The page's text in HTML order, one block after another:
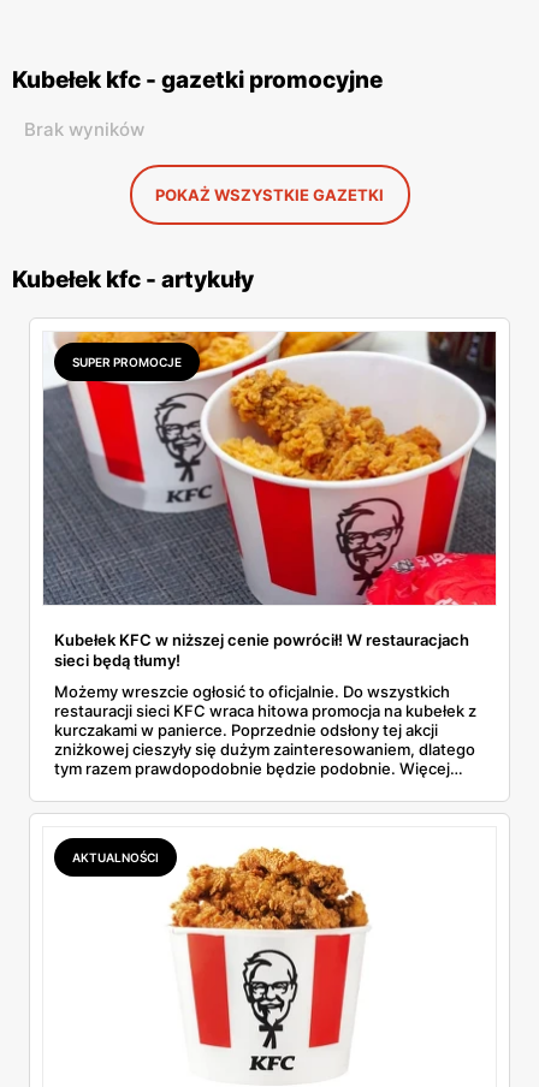
Kubełek kfc - gazetki promocyjne
Brak wyników
POKAŻ WSZYSTKIE GAZETKI
Kubełek kfc - artykuły
SUPER PROMOCJE
Kubełek KFC w niższej cenie powrócił! W restauracjach
sieci będą tłumy!
Możemy wreszcie ogłosić to oficjalnie. Do wszystkich
restauracji sieci KFC wraca hitowa promocja na kubełek z
kurczakami w panierce. Poprzednie odsłony tej akcji
zniżkowej cieszyły się dużym zainteresowaniem, dlatego
tym razem prawdopodobnie będzie podobnie. Więcej
naszym artykule.
AKTUALNOŚCI